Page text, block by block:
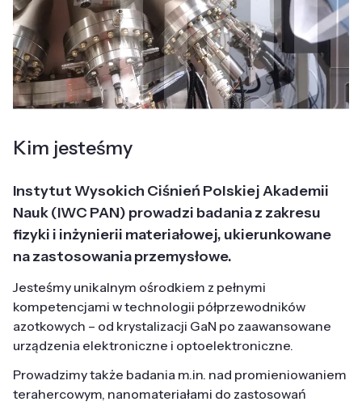
Kim jesteśmy
Instytut Wysokich Ciśnień Polskiej Akademii
Nauk (IWC PAN) prowadzi badania z zakresu
fizyki i inżynierii materiałowej, ukierunkowane
na zastosowania przemysłowe.
Jesteśmy unikalnym ośrodkiem z pełnymi
kompetencjami w technologii półprzewodników
azotkowych – od krystalizacji GaN po zaawansowane
urządzenia elektroniczne i optoelektroniczne.
Prowadzimy także badania m.in. nad promieniowaniem
terahercowym, nanomateriałami do zastosowań